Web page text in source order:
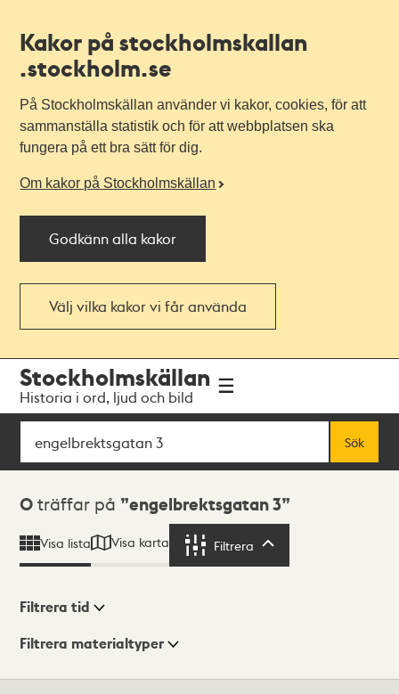
Kakor på stockholmskallan
.stockholm.se
På Stockholmskällan använder vi kakor, cookies, för att
sammanställa statistik och för att webbplatsen ska
fungera på ett bra sätt för dig.
Om kakor på Stockholmskällan
Godkänn alla kakor
Välj vilka kakor vi får använda
navigationen
huvudinnehållet
Stockholmskällan
Historia i ord, ljud och bild
Sök
Sök
Sökresultat
0 träffar på engelbrektsgatan 3
Visa lista Visa karta Filtrera
Visningsläge
Filtrera tid
Filtrera materialtyper